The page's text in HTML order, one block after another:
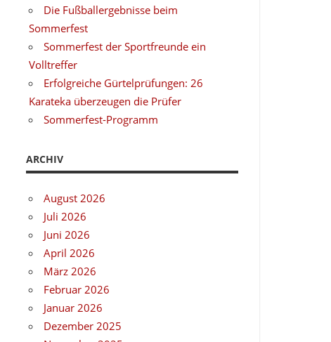
Die Fußballergebnisse beim
Sommerfest
Sommerfest der Sportfreunde ein
Volltreffer
Erfolgreiche Gürtelprüfungen: 26
Karateka überzeugen die Prüfer
Sommerfest-Programm
ARCHIV
August 2026
Juli 2026
Juni 2026
April 2026
März 2026
Februar 2026
Januar 2026
Dezember 2025